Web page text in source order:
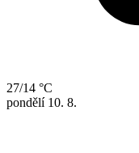
27/14 °C
pondělí 10. 8.